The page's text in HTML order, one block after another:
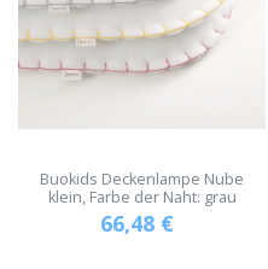
Buokids Deckenlampe Nube
klein, Farbe der Naht: grau
66,48 €